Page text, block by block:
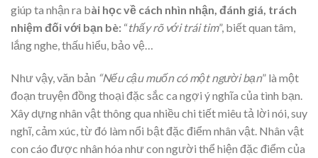
giúp ta nhận ra bài học về cách nhìn nhận, đánh giá, trách
nhiệm đối với bạn bè: “thấy rõ với trái tim”, biết quan tâm,
lắng nghe, thấu hiểu, bảo vệ…
Như vậy, văn bản “Nếu cậu muốn có một người bạn” là một
đoạn truyện đồng thoại đặc sắc ca ngợi ý nghĩa của tình bạn.
Xây dựng nhân vật thông qua nhiều chi tiết miêu tả lời nói, suy
nghĩ, cảm xúc, từ đó làm nổi bật đặc điểm nhân vật. Nhân vật
con cáo được nhân hóa như con người thể hiện đặc điểm của